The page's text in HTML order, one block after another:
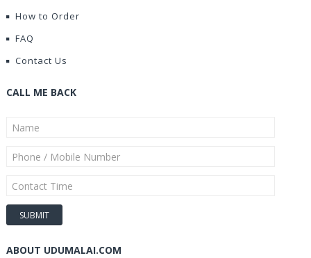
How to Order
FAQ
Contact Us
CALL ME BACK
ABOUT UDUMALAI.COM